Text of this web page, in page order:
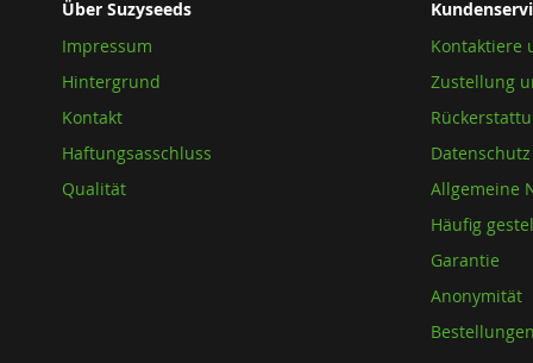
Über Suzyseeds
Impressum
Hintergrund
Kontakt
Haftungsasschluss
Qualität
Kontaktiere
Zustellung
Datenschutz
Allgemeine
Häufig
Garantie
Anonymität